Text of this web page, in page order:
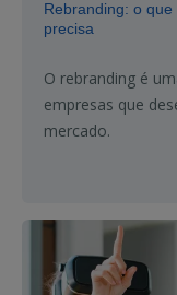
Rebranding: o
precisa
O rebranding é
empresas que
mercado.